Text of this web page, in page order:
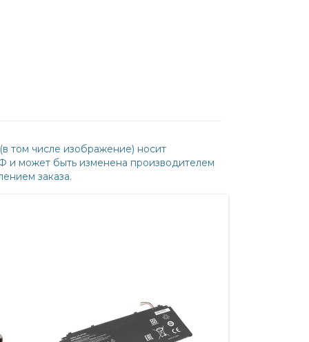
том числе изображение) носит
и может быть изменена производителем
заказа.